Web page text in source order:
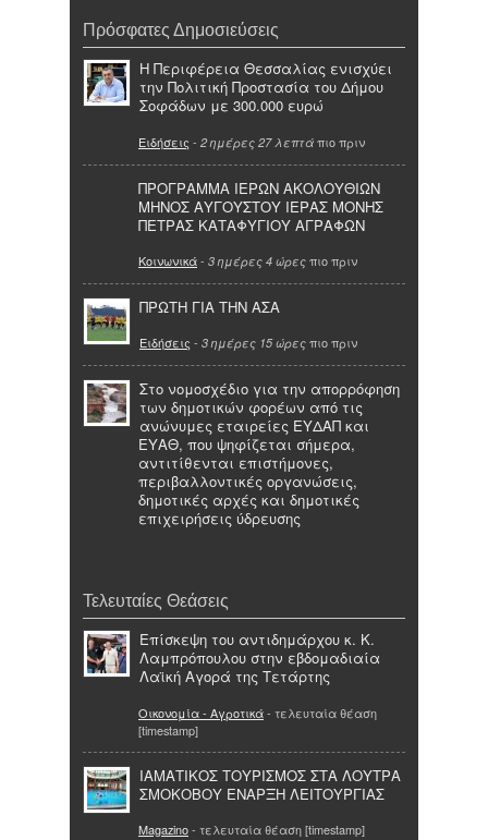
Πρόσφατες Δημοσιεύσεις
Η Περιφέρεια Θεσσαλίας ενισχύει
την Πολιτική Προστασία του Δήμου
Σοφάδων με 300.000 ευρώ
Ειδήσεις - 2 ημέρες 27 λεπτά πιο πριν
ΠΡΟΓΡΑΜΜΑ ΙΕΡΩΝ ΑΚΟΛΟΥΘΙΩΝ
ΜΗΝΟΣ ΑΥΓΟΥΣΤΟΥ ΙΕΡΑΣ ΜΟΝΗΣ
ΠΕΤΡΑΣ ΚΑΤΑΦΥΓΙΟΥ ΑΓΡΑΦΩΝ
Κοινωνικά- 3 ημέρες 4 ώρες πιο πριν
ΠΡΩΤΗ ΓΙΑ ΤΗΝ ΑΣΑ
Ειδήσεις - 3 ημέρες 15 ώρες πιο πριν
Στο νομοσχέδιο για την απορρόφηση
των δημοτικών φορέων από τις
ανώνυμες εταιρείες ΕΥΔΑΠ και
ΕΥΑΘ, που ψηφίζεται σήμερα,
αντιτίθενται επιστήμονες,
περιβαλλοντικές οργανώσεις,
δημοτικές αρχές και δημοτικές
επιχειρήσεις ύδρευσης
Τελευταίες Θεάσεις
Επίσκεψη του αντιδημάρχου κ. Κ.
Λαμπρόπουλου στην εβδομαδιαία
Λαϊκή Αγορά της Τετάρτης
Οικονομία - Αγροτικά- τελευταία θέαση
[timestamp]
ΙΑΜΑΤΙΚΟΣ ΤΟΥΡΙΣΜΟΣ ΣΤΑ ΛΟΥΤΡΑ
ΣΜΟΚΟΒΟΥ ΕΝΑΡΞΗ ΛΕΙΤΟΥΡΓΙΑΣ
Magazino- τελευταία θέαση [timestamp]